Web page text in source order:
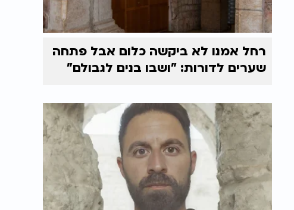
רחל אמנו לא ביקשה כלום אבל פתחה
שערים לדורות: "ושבו בנים לגבולם"